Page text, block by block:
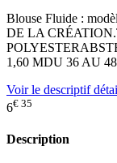
Blouse Fluide :
DE LA
1,60 MDU 36 AU
Voir le descriptif
6€ 35
Description